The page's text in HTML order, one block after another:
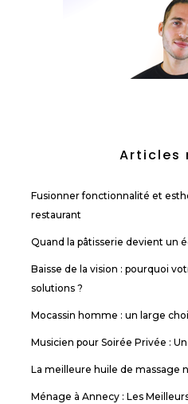
Articles
Fusionner fonctionnalité et
restaurant
Quand la pâtisserie devient un
Baisse de la vision : pourquoi
solutions ?
Mocassin homme : un large
Musicien pour Soirée Privée :
La meilleure huile de massage
Ménage à Annecy : Les